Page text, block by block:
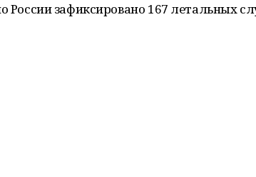
России зафиксировано 167 летальных